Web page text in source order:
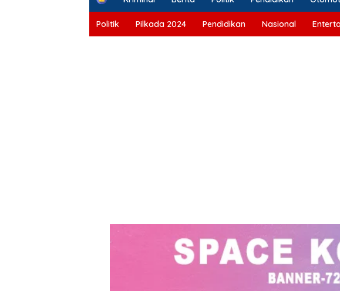
m
e
Politik Pilkada 2024 Pendidikan Nasional